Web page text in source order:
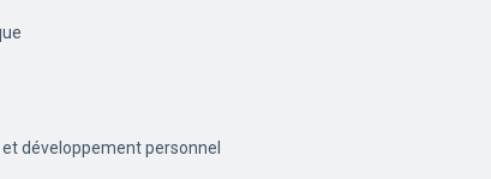
développement personnel